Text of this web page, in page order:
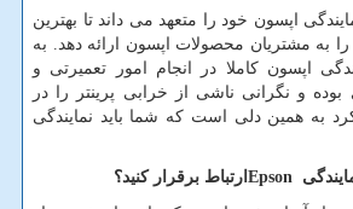
اپسون خود را متعهد می داند تا بهترین
را به مشتریان محصولات اپسون ارائه دهد. به
اپسون کاملا در انجام امور تعمیرتی و
و نگرانی ناشی از خرابی پرینتر را در
به همین دلی است که شما باید نمایندگی
Epson ارتباط برقرار کنید؟